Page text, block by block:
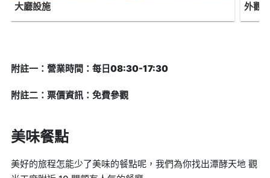
大廳設施 外觀
附註一：營業時間：每日08:30-17:30
附註二：票價資訊：免費參觀
美味餐點
美好的旅程怎能少了美味的餐點呢，我們為你找出潭酵天地 觀